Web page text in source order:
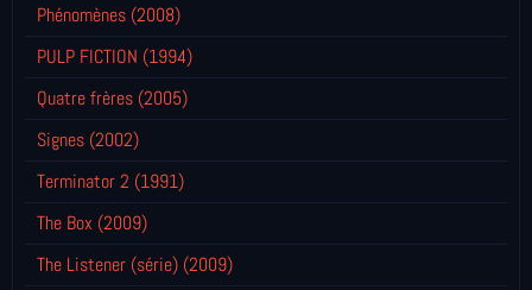
Phénomènes (2008)
PULP FICTION (1994)
Quatre frères (2005)
Signes (2002)
Terminator 2 (1991)
The Box (2009)
The Listener (série) (2009)